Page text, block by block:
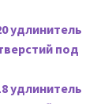
удлинитель
под
удлинитель